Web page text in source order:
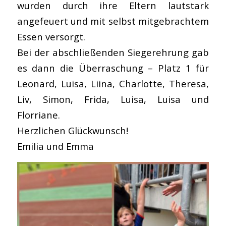
wurden durch ihre Eltern lautstark
angefeuert und mit selbst mitgebrachtem
Essen versorgt.
Bei der abschließenden Siegerehrung gab
es dann die Überraschung – Platz 1 für
Leonard, Luisa, Liina, Charlotte, Theresa,
Liv, Simon, Frida, Luisa, Luisa und
Florriane.
Herzlichen Glückwunsch!
Emilia und Emma